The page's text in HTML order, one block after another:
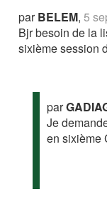
parBELEM,5
Bjr besoin de la
sixième session
par
Je
en sixième